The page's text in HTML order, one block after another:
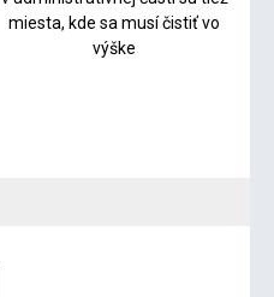
miesta, kde sa musí čistiť vo
výške